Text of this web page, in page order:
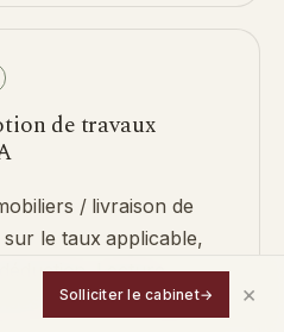
de travaux
/ livraison de
le taux applicable,
Lecture
du BTP et maîtres
Solliciter le cabinet→ ×